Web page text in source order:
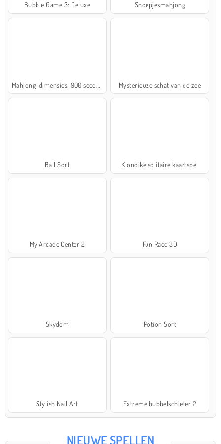
Bubble Game 3: Deluxe Snoepjesmahjong
Mysterieuze schat van de zee
Ball Sort Klondike solitaire kaartspel
My Arcade Center 2 Fun Race 3D
Skydom Potion Sort
Stylish Nail Art Extreme bubbelschieter 2
NIEUWE SPELLEN